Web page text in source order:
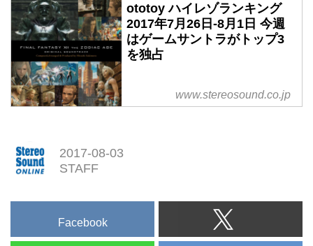
ototoy ハイレゾランキング
2017年7月26日-8月1日 今週
はゲームサントラがトップ3
を独占
www.stereosound.co.jp
2017-08-03
STAFF
Facebook